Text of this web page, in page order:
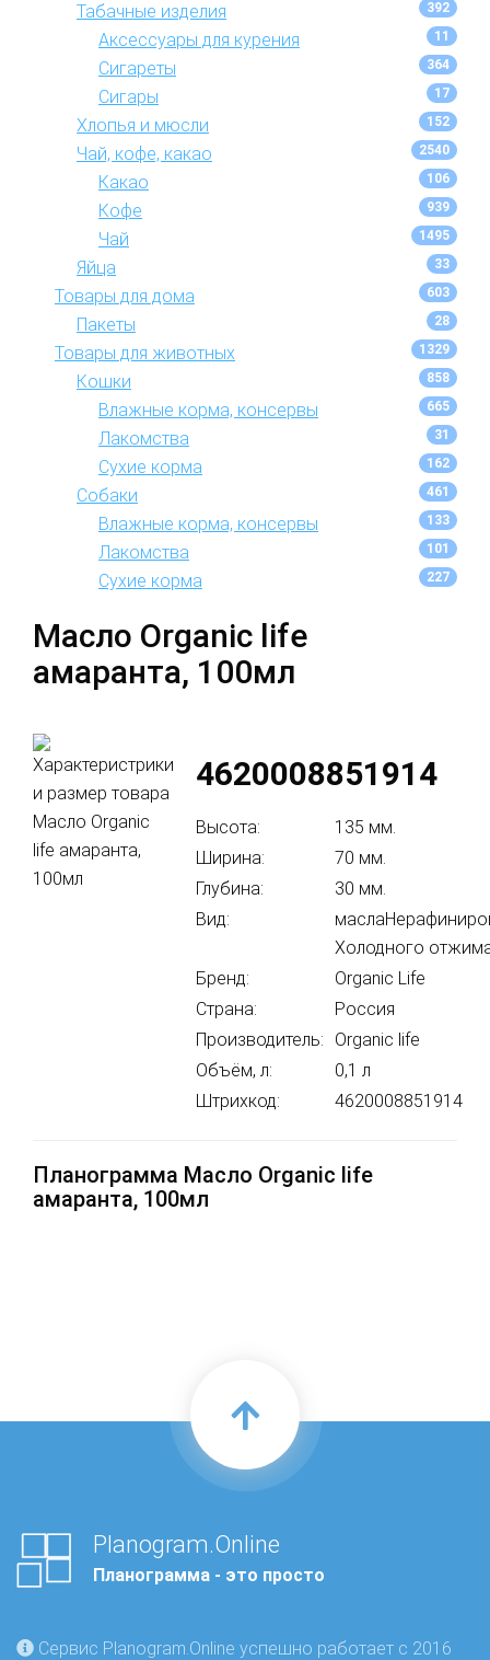
Табачные изделия 392
Аксессуары для курения 11
Сигареты 364
Сигары 17
Хлопья и мюсли 152
Чай, кофе, какао 2540
Какао 106
Кофе 939
Чай 1495
Яйца 33
Товары для дома 603
Пакеты 28
Товары для животных 1329
Кошки 858
Влажные корма, консервы 665
Лакомства 31
Сухие корма 162
Собаки 461
Влажные корма, консервы 133
Лакомства 101
Сухие корма 227
Масло Organic life
амаранта, 100мл
4620008851914
Высота:
135 мм.
Ширина:
70 мм.
Глубина:
30 мм.
Вид:
Холодного
Бренд:
Organic Life
Страна:
Россия
Производитель:
Organic life
Объём, л:
0,1 л
Штрихкод:
4620008851914
Планограмма Масло Organic life
амаранта, 100мл
Planogram.Online
Планограмма - это просто
Сервис Planogram.Online успешно работает с 2016